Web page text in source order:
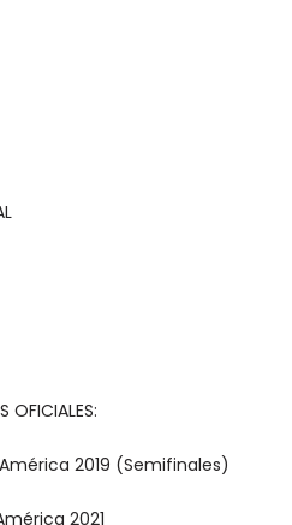
OFICIALES:
2019 (Semifinales)
2021